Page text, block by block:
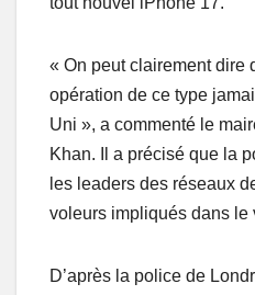
« On peut clairement dire
opération de ce type
Uni », a commenté le
Khan. Il a précisé que la
les leaders des réseaux
voleurs impliqués dans le
D’après la police de